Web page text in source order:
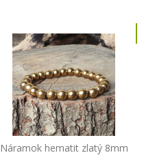
Náramok hematit zlatý 8mm